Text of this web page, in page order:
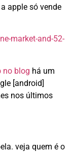
apple só vende
no blog há um
[android]
nos últimos
veja quem é o